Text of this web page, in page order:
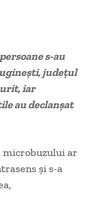
s-au
județul
iar
au declanșat
microbuzului ar
și s-a